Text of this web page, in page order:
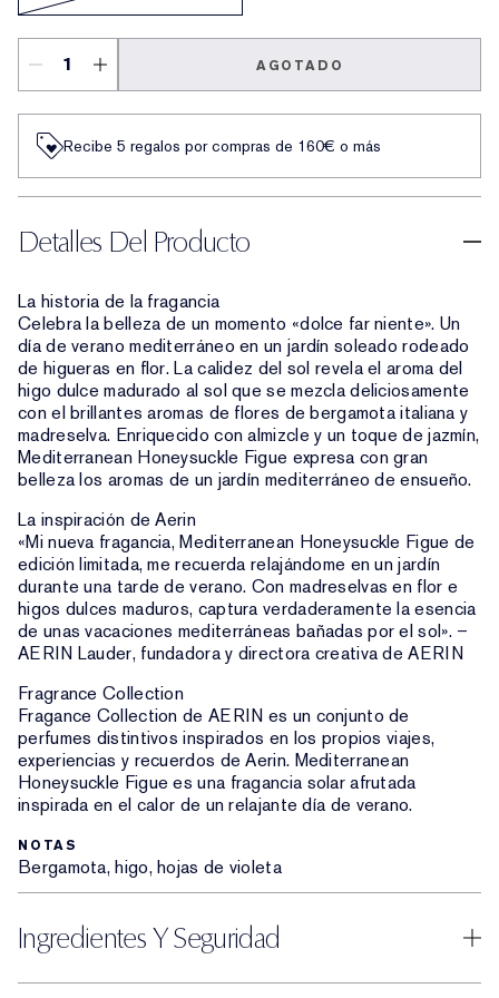
AGOTADO
Recibe 5 regalos por compras de 160€ o más
Detalles Del Producto
La historia de la fragancia
Celebra la belleza de un momento «dolce far niente». Un
día de verano mediterráneo en un jardín soleado rodeado
de higueras en flor. La calidez del sol revela el aroma del
higo dulce madurado al sol que se mezcla deliciosamente
con el brillantes aromas de flores de bergamota italiana y
madreselva. Enriquecido con almizcle y un toque de jazmín,
Mediterranean Honeysuckle Figue expresa con gran
belleza los aromas de un jardín mediterráneo de ensueño.
La inspiración de Aerin
«Mi nueva fragancia, Mediterranean Honeysuckle Figue de
edición limitada, me recuerda relajándome en un jardín
durante una tarde de verano. Con madreselvas en flor e
higos dulces maduros, captura verdaderamente la esencia
de unas vacaciones mediterráneas bañadas por el sol». –
AERIN Lauder, fundadora y directora creativa de AERIN
Fragrance Collection
Fragance Collection de AERIN es un conjunto de
perfumes distintivos inspirados en los propios viajes,
experiencias y recuerdos de Aerin. Mediterranean
Honeysuckle Figue es una fragancia solar afrutada
inspirada en el calor de un relajante día de verano.
NOTAS
Bergamota, higo, hojas de violeta
Ingredientes Y Seguridad